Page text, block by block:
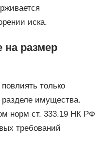
иска.
размер
только
имущества.
норм ст. 333.19 НК РФ
требований